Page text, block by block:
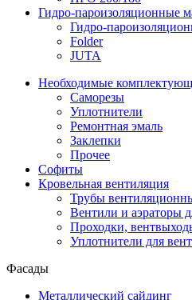
Гидро-пароизоляционные
Гидро-
Folder
JUTA
Необходимые
Саморезы
Уплотнители
Ремонтная эмаль
Заклепки
Прочее
Софиты
Кровельная вентиляция
Трубы
Вентили и аэраторы
Проходки,
Уплотнители для
Фасады
Металлический сайдинг